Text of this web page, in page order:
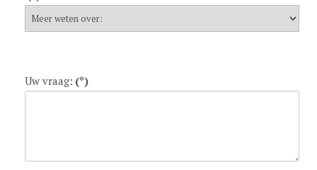
Uw vraag: (*)